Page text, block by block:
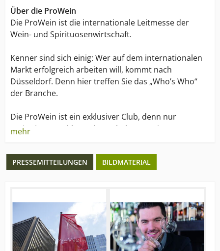
Über die ProWein
Die ProWein ist die internationale Leitmesse der
Wein- und Spirituosenwirtschaft.
Kenner sind sich einig: Wer auf dem internationalen
Markt erfolgreich arbeiten will, kommt nach
Düsseldorf. Denn hier treffen Sie das „Who’s Who“
der Branche.
Die ProWein ist ein exklusiver Club, denn nur
registrierte Fachbesucher erhalten Zutritt. Das
Branchen-Profis, die etwas vom Geschäft verstehen.
mehr
PRESSEMITTEILUNGEN BILDMATERIAL